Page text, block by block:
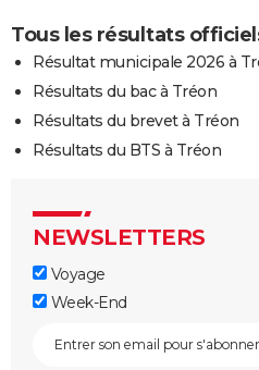
Tous les résultats
Résultat municipale 2026 à
Résultats du bac à Tréon
Résultats du brevet à Tréon
Résultats du BTS à Tréon
NEWSLETTERS
Voyage
Week-End